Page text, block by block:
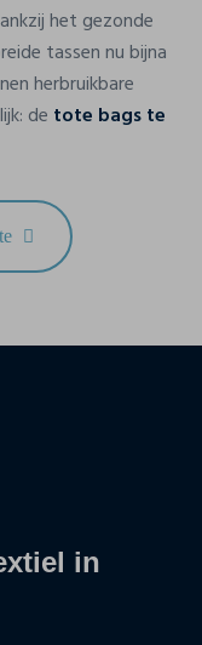
het gezonde
tassen nu bijna
herbruikbare
de tote bags te
in